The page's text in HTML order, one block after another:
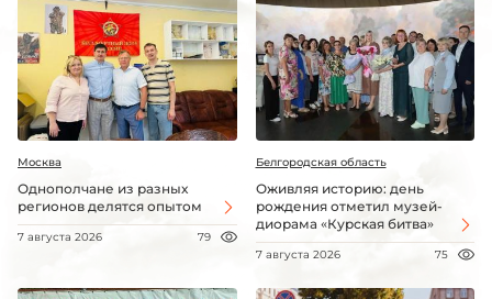
Москва
Однополчане из разных
регионов делятся опытом
7 августа 2026 79
Белгородская область
Оживляя историю: день
рождения отметил музей-
диорама «Курская битва»
7 августа 2026 75